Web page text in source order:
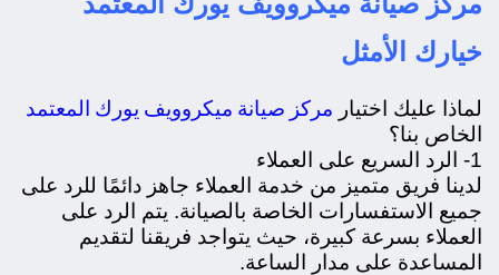
خيارك الأمثل
لماذا عليك اختيار مركز صيانة ميكروويف يورك المعتمد
الخاص بنا؟
1- الرد السريع على العملاء
لدينا فريق متميز من خدمة العملاء جاهز دائمًا للرد على
جميع الاستفسارات الخاصة بالصيانة. يتم الرد على
العملاء بسرعة كبيرة، حيث يتواجد فريقنا لتقديم
المساعدة على مدار الساعة.